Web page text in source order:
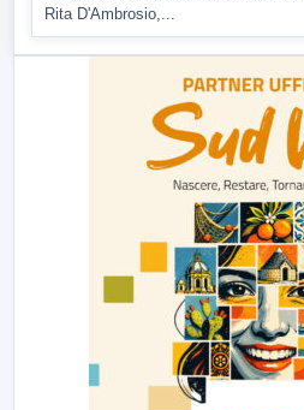
Rita D'Ambrosio,...